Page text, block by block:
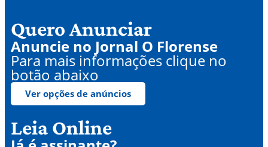
Quero Anunciar
Anuncie no Jornal O Florense
Para mais informações clique no
botão abaixo
Ver opções de anúncios
Leia Online